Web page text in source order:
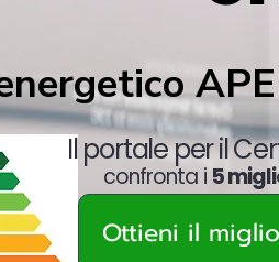
APE
Ottieni il
Il portale per il
confronta i 5